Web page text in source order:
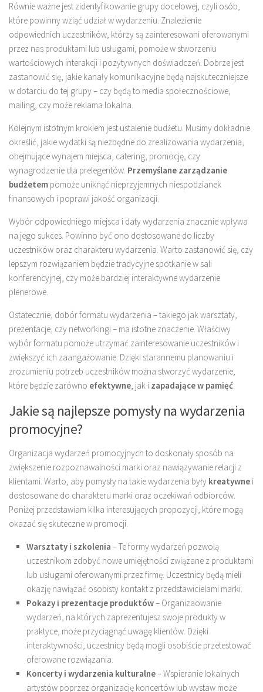
Równie ważne jest zidentyfikowanie grupy docelowej, czyli osób,
które powinny wziąć udział w wydarzeniu. Znalezienie
odpowiednich uczestników, którzy są zainteresowani oferowanymi
przez nas produktami lub usługami, pomoże w stworzeniu
wartościowych interakcji i pozytywnych doświadczeń. Dobrze jest
zastanowić się, jakie kanały komunikacyjne będą najskuteczniejsze
w dotarciu do tej grupy – czy będą to media społecznościowe,
mailing, czy może reklama lokalna.
Kolejnym istotnym krokiem jest ustalenie budżetu. Musimy dokładnie
określić, jakie wydatki są niezbędne do zrealizowania wydarzenia,
obejmujące wynajem miejsca, catering, promocję, czy
wynagrodzenie dla prelegentów. Przemyślane zarządzanie
budżetem pomoże uniknąć nieprzyjemnych niespodzianek
finansowych i poprawi jakość organizacji.
Wybór odpowiedniego miejsca i daty wydarzenia znacznie wpływa
na jego sukces. Powinno być ono dostosowane do liczby
uczestników oraz charakteru wydarzenia. Warto zastanowić się, czy
lepszym rozwiązaniem będzie tradycyjne spotkanie w sali
konferencyjnej, czy może bardziej interaktywne wydarzenie
plenerowe.
Ostatecznie, dobór formatu wydarzenia – takiego jak warsztaty,
prezentacje, czy networkingi – ma istotne znaczenie. Właściwy
wybór formatu pomoże utrzymać zainteresowanie uczestników i
zwiększyć ich zaangażowanie. Dzięki starannemu planowaniu i
zrozumieniu potrzeb uczestników można stworzyć wydarzenie,
które będzie zarówno efektywne, jak i zapadające w pamięć.
Jakie są najlepsze pomysły na wydarzenia
promocyjne?
Organizacja wydarzeń promocyjnych to doskonały sposób na
zwiększenie rozpoznawalności marki oraz nawiązywanie relacji z
klientami. Warto, aby pomysły na takie wydarzenia były kreatywne i
dostosowane do charakteru marki oraz oczekiwań odbiorców.
Poniżej przedstawiam kilka interesujących propozycji, które mogą
okazać się skuteczne w promocji.
Warsztaty i szkolenia – Te formy wydarzeń pozwolą
uczestnikom zdobyć nowe umiejętności związane z produktami
lub usługami oferowanymi przez firmę. Uczestnicy będą mieli
okazję nawiązać osobisty kontakt z przedstawicielami marki.
Pokazy i prezentacje produktów– Organizaowanie
wydarzeń, na których zaprezentujesz swoje produkty w
praktyce, może przyciągnąć uwagę klientów. Dzięki
interaktywności, uczestnicy będą mogli osobiście przetestować
oferowane rozwiązania.
Koncerty i wydarzenia kulturalne– Wspieranie lokalnych
artystów poprzez organizację koncertów lub wystaw może